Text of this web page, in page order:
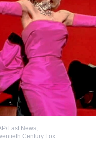
East News,
Century Fox